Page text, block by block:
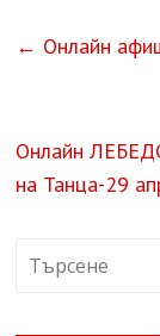
← Онлайн
Онлайн
на Танца-29